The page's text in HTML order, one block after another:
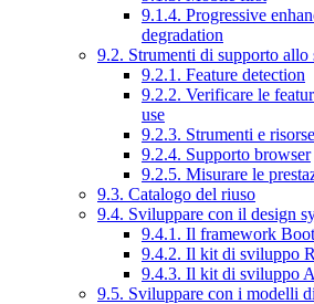
9.1.4. Progressive
degradation
9.2. Strumenti di supporto
9.2.1. Feature detection
9.2.2. Verificare le
use
9.2.3. Strumenti e
9.2.4. Supporto browser
9.2.5. Misurare le
9.3. Catalogo del riuso
9.4. Sviluppare con il design
9.4.1. Il framework
9.4.2. Il kit di sviluppo
9.4.3. Il kit di sviluppo
9.5. Sviluppare con i modelli